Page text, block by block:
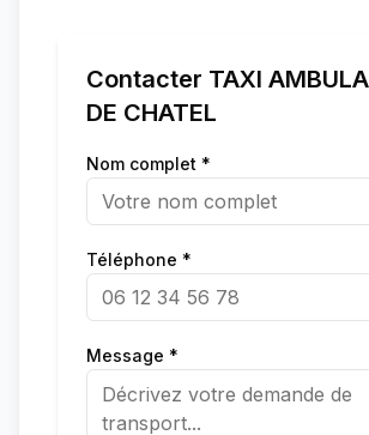
Contacter TAXI
DE CHATEL
Nom complet *
Téléphone *
Message *